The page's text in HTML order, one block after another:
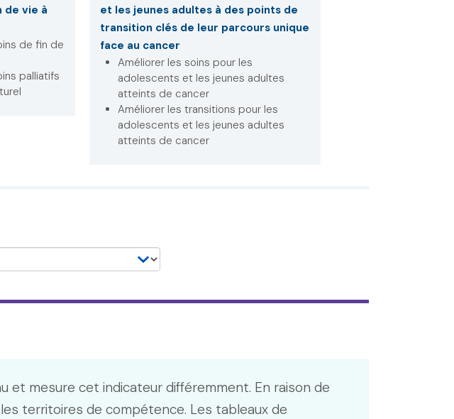
de vie à
de fin de
palliatifs
et les jeunes adultes à des points de
transition clés de leur parcours unique
face au cancer
Améliorer les soins pour les
adolescents et les jeunes adultes
atteints de cancer
Améliorer les transitions pour les
adolescents et les jeunes adultes
atteints de cancer
mesure cet indicateur différemment. En raison de
territoires de compétence. Les tableaux de